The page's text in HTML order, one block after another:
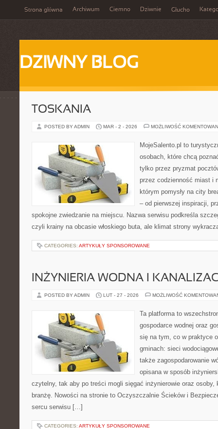
Strona główna Archiwum Ciemno Dziwnie Głucho
DZIWNY BLOG
TOSKANIA
POSTED BY ADMIN MAR - 2 - 2026 MOŻLIWOŚĆ
MojeSalento.pl to
osobach, które chcą
tylko przez pryzmat
przez codzienność miast i
którym pomysły na city
– od pierwszej inspiracji,
spokojne zwiedzanie na miejscu. Nazwa serwisu podkreśla
czyli krainy na obcasie włoskiego buta, ale klimat strony
CATEGORIES: ARTYKUŁY SPONSOROWANE
INŻYNIERIA WODNA I
POSTED BY ADMIN LUT - 27 - 2026 MOŻLIWOŚĆ
Ta platforma to
gospodarce wodnej oraz
się na tym, co w praktyce
gminach: sieci
także zagospodarowanie
opisana w sposób
czytelny, tak aby po treści mogli sięgać inżynierowie oraz osoby,
branżę. Nowości na stronie to Oczyszczalnie Ścieków i
sercu serwisu […]
CATEGORIES: ARTYKUŁY SPONSOROWANE